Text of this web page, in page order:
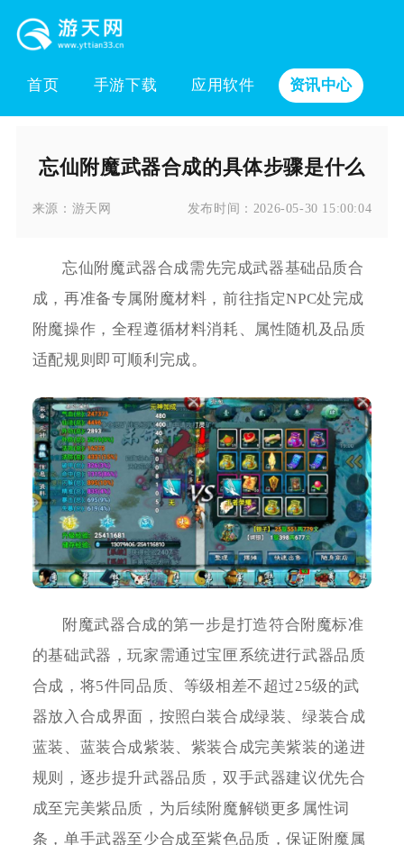
首页 手游下载 应用软件 资讯中心
忘仙附魔武器合成的具体步骤是什么
来源： 游天网 发布时间： 2026-05-30 15:00:04
忘仙附魔武器合成需先完成武器基础品质合
成，再准备专属附魔材料，前往指定NPC处完成
附魔操作，全程遵循材料消耗、属性随机及品质
适配规则即可顺利完成。
附魔武器合成的第一步是打造符合附魔标准
的基础武器，玩家需通过宝匣系统进行武器品质
合成，将5件同品质、等级相差不超过25级的武
器放入合成界面，按照白装合成绿装、绿装合成
蓝装、蓝装合成紫装、紫装合成完美紫装的递进
规则，逐步提升武器品质，双手武器建议优先合
成至完美紫品质，为后续附魔解锁更多属性词
条，单手武器至少合成至紫色品质，保证附魔属